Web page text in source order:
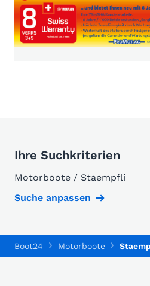
Ihre Suchkriterien
Motorboote / Staempfli
Suche anpassen
Boot24 Motorboote